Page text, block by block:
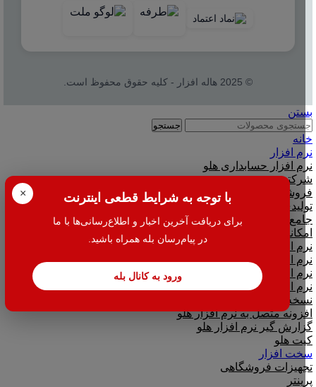
× با توجه به شرایط قطعی اینترنت
برای دریافت آخرین اخبار و اطلاع‌رسانی‌ها با ما
در پیام‌رسان بله همراه باشید.
ورود به کانال بله
© 2025 هاله افزار - کلیه حقوق محفوظ است.
بستن
جستجو
خانه
نرم افزار
نرم افزار حسابداری هلو
شرکتی
فروشگاهی
تولیدی
جامع و صنعتی
امکانات افزودنی ( کیت های عمومی )
نرم افزار حسابداری اسپاد
نرم افزارهای مشاغل
نرم افزار تحت وب|بدکا
نرم افزار CRM|لینک به هلو
نسخه آموزشی حسابداری هلو
افزونه متصل به نرم افزار هلو
گزارش گیر نرم افزار هلو
کیت هلو
سخت افزار
تجهیزات فروشگاهی
پرینتر